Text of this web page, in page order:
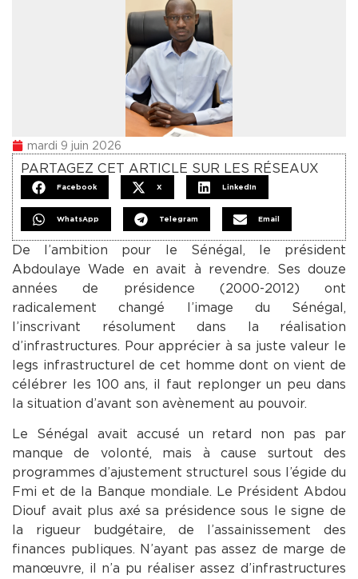
mardi 9 juin 2026
PARTAGEZ CET ARTICLE SUR LES RÉSEAUX
Facebook X LinkedIn
WhatsApp Telegram Email
De l’ambition pour le Sénégal, le président
Abdoulaye Wade en avait à revendre. Ses douze
années de présidence (2000-2012) ont
radicalement changé l’image du Sénégal,
l’inscrivant résolument dans la réalisation
d’infrastructures. Pour apprécier à sa juste valeur le
legs infrastructurel de cet homme dont on vient de
célébrer les 100 ans, il faut replonger un peu dans
la situation d’avant son avènement au pouvoir.
Le Sénégal avait accusé un retard non pas par
manque de volonté, mais à cause surtout des
programmes d’ajustement structurel sous l’égide du
Fmi et de la Banque mondiale. Le Président Abdou
Diouf avait plus axé sa présidence sous le signe de
la rigueur budgétaire, de l’assainissement des
finances publiques. N’ayant pas assez de marge de
manœuvre, il n’a pu réaliser assez d’infrastructures